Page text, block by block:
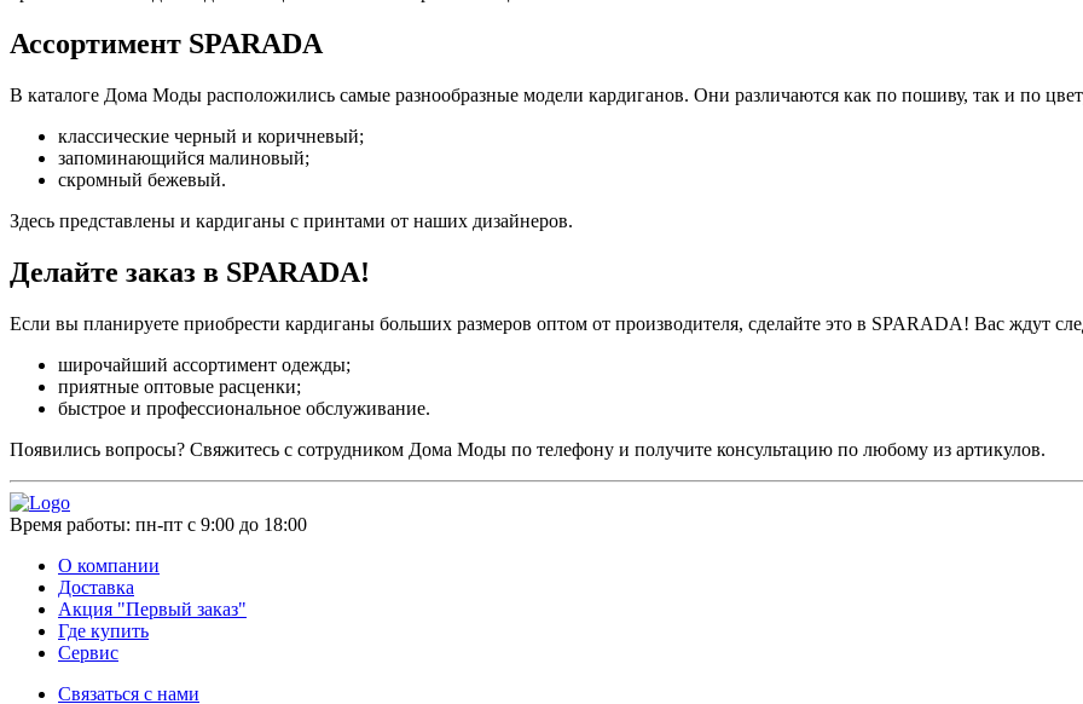
Ассортимент SPARADA
В каталоге Дома Моды расположились самые разнообразные модели кардиганов. Они различаются как по пошиву, так и по
классические черный и коричневый;
запоминающийся малиновый;
скромный бежевый.
Здесь представлены и кардиганы с принтами от наших дизайнеров.
Делайте заказ в SPARADA!
Если вы планируете приобрести кардиганы больших размеров оптом от производителя, сделайте это в SPARADA! Вас ждут
широчайший ассортимент одежды;
приятные оптовые расценки;
быстрое и профессиональное обслуживание.
Появились вопросы? Свяжитесь с сотрудником Дома Моды по телефону и получите консультацию по любому из артикулов.
Время работы: пн-пт с 9:00 до 18:00
О компании
Доставка
Акция "Первый заказ"
Где купить
Сервис
Связаться с нами